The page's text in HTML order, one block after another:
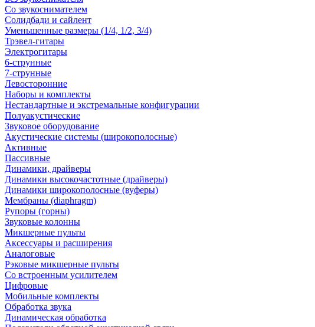
Со звукоснимателем
Солидбади и сайлент
Уменьшенные размеры (1/4, 1/2, 3/4)
Трэвел-гитары
Электрогитары
6-струнные
7-струнные
Левосторонние
Наборы и комплекты
Нестандартные и экстремальные конфигурации
Полуакустические
Звуковое оборудование
Акустические системы (широкополосные)
Активные
Пассивные
Динамики, драйверы
Динамики высокочастотные (драйверы)
Динамики широкополосные (вуферы)
Мембраны (diaphragm)
Рупоры (горны)
Звуковые колонны
Микшерные пульты
Аксессуары и расширения
Аналоговые
Рэковые микшерные пульты
Со встроенным усилителем
Цифровые
Мобильные комплекты
Обработка звука
Динамическая обработка